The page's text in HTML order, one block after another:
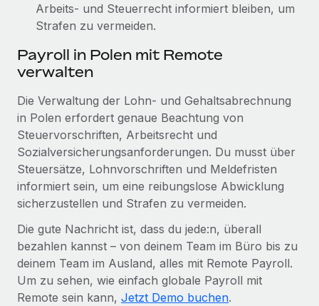
Arbeits- und Steuerrecht informiert bleiben, um
Strafen zu vermeiden.
Payroll in Polen mit Remote
verwalten
Die Verwaltung der Lohn- und Gehaltsabrechnung
in Polen erfordert genaue Beachtung von
Steuervorschriften, Arbeitsrecht und
Sozialversicherungsanforderungen. Du musst über
Steuersätze, Lohnvorschriften und Meldefristen
informiert sein, um eine reibungslose Abwicklung
sicherzustellen und Strafen zu vermeiden.
Die gute Nachricht ist, dass du jede:n, überall
bezahlen kannst – von deinem Team im Büro bis zu
deinem Team im Ausland, alles mit Remote Payroll.
Um zu sehen, wie einfach globale Payroll mit
Remote sein kann, Jetzt Demo buchen.